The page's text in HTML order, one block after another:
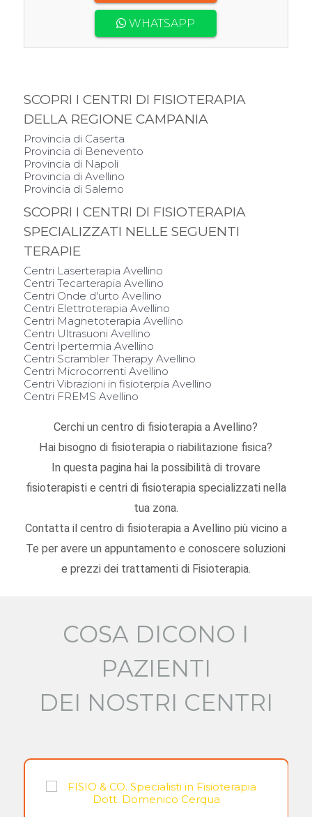
WHATSAPP
SCOPRI I CENTRI DI FISIOTERAPIA
DELLA REGIONE CAMPANIA
Provincia di Caserta
Provincia di Benevento
Provincia di Napoli
Provincia di Avellino
Provincia di Salerno
SCOPRI I CENTRI DI FISIOTERAPIA
SPECIALIZZATI NELLE SEGUENTI
TERAPIE
Centri Laserterapia Avellino
Centri Tecarterapia Avellino
Centri Onde d'urto Avellino
Centri Elettroterapia Avellino
Centri Magnetoterapia Avellino
Centri Ultrasuoni Avellino
Centri Ipertermia Avellino
Centri Scrambler Therapy Avellino
Centri Microcorrenti Avellino
Centri Vibrazioni in fisioterpia Avellino
Centri FREMS Avellino
Cerchi un centro di fisioterapia a Avellino?
Hai bisogno di fisioterapia o riabilitazione fisica?
In questa pagina hai la possibilità di trovare
fisioterapisti e centri di fisioterapia specializzati nella
tua zona.
Contatta il centro di fisioterapia a Avellino più vicino a
Te per avere un appuntamento e conoscere soluzioni
e prezzi dei trattamenti di Fisioterapia.
COSA DICONO I
PAZIENTI
DEI NOSTRI CENTRI